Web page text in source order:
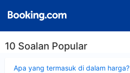
10 Soalan Popular
Apa yang termasuk di dalam harga?